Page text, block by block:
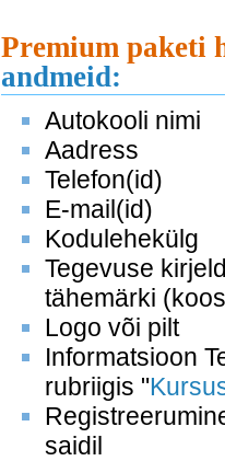
Premium paketi
andmeid:
Autokooli nimi
Aadress
Telefon(id)
E-mail(id)
Kodulehekülg
Tegevuse
tähemärki
Logo või pilt
Informatsioon
rubriigis "
saidil